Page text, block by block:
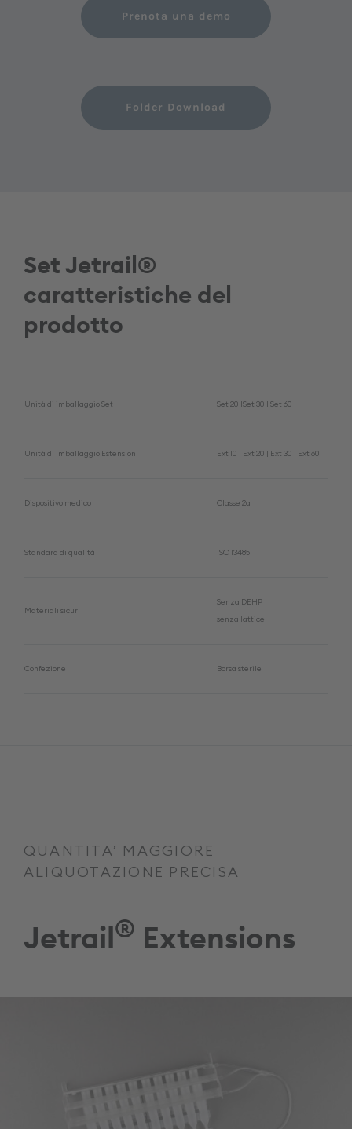
Prenota una demo
Folder Download
Set Jetrail®
caratteristiche del
prodotto
Unità di imballaggio Set Set 20 |Set 30 | Set 60 |
Unità di imballaggio Estensioni Ext 10 | Ext 20 | Ext 30 | Ext 60
Dispositivo medico Classe 2a
Standard di qualità ISO 13485
Materiali sicuri
Senza DEHP
senza lattice
Confezione Borsa sterile
QUANTITA’ MAGGIORE
ALIQUOTAZIONE PRECISA
Jetrail ® Extensions